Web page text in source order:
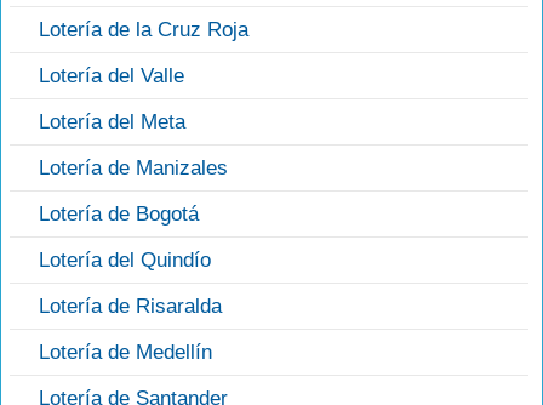
Lotería de la Cruz Roja
Lotería del Valle
Lotería del Meta
Lotería de Manizales
Lotería de Bogotá
Lotería del Quindío
Lotería de Risaralda
Lotería de Medellín
Lotería de Santander